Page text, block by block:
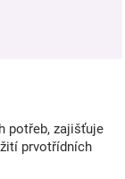
potřeb, zajišťuje
prvotřídních